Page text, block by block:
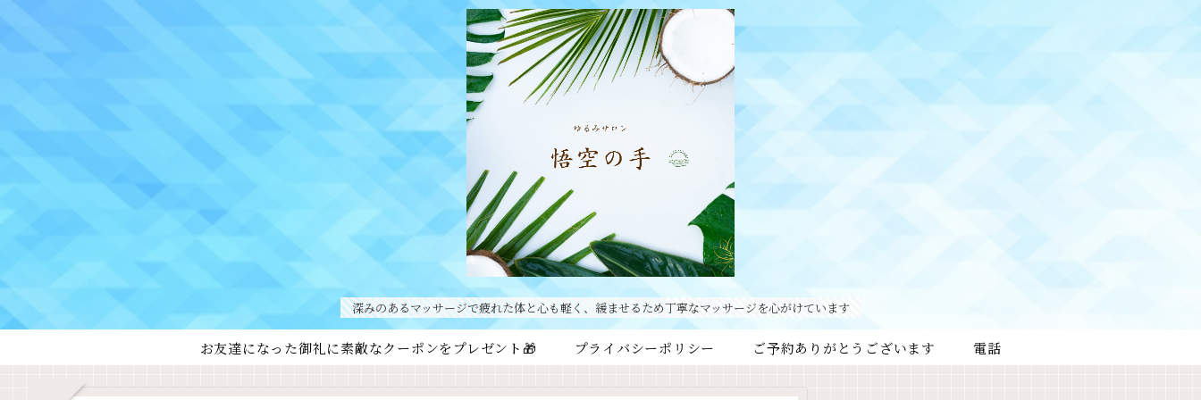
深みのあるマッサージで疲れた体と心も軽く、緩ませるため丁寧なマッサージを心がけています
お友達になった御礼に素敵なクーポンをプレゼント🎁 プライバシーポリシー ご予約ありがとうございます 電話